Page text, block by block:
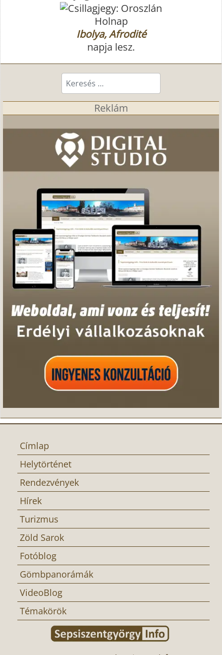
Holnap
Ibolya, Afrodité
napja lesz.
Keresés...
Reklám
Címlap
Helytörténet
Rendezvények
Hírek
Turizmus
Zöld Sarok
Fotóblog
Gömbpanorámák
VideoBlog
Témakörök